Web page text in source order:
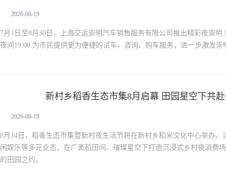
2026-06-19
7月1日至8月30日，上海交运崇明汽车销售服务有限公司推出精彩夜崇
夜间19:00.为市民提供更为便捷的试车、咨询、购车服务，进一步激发
新村乡稻香生态市集8月启幕 田园星空下共
2026-06-19
8月14日，稻香生态市集暨新村夜生活节将在新村乡稻米文化中心举办
闲娱乐等多元业态，在广袤稻田间、璀璨星空下打造沉浸式乡村夜消费
的田园之约。